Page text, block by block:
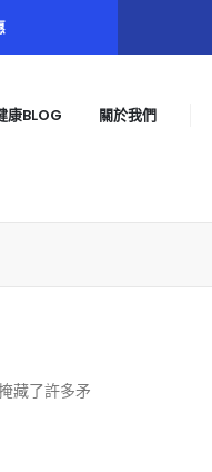
康BLOG 關於我們
藏了許多矛